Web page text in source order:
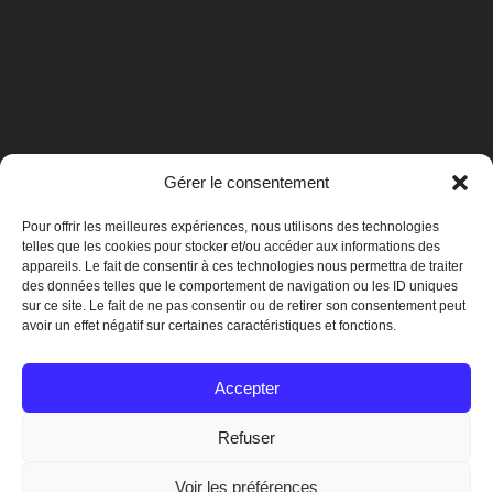
Gérer le consentement
Pour offrir les meilleures expériences, nous utilisons des technologies
telles que les cookies pour stocker et/ou accéder aux informations des
appareils. Le fait de consentir à ces technologies nous permettra de traiter
des données telles que le comportement de navigation ou les ID uniques
sur ce site. Le fait de ne pas consentir ou de retirer son consentement peut
avoir un effet négatif sur certaines caractéristiques et fonctions.
Accepter
Refuser
Voir les préférences
Mentions légales